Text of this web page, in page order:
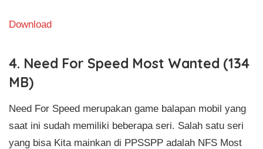
Download
4. Need For Speed Most Wanted (134
MB)
Need For Speed merupakan game balapan mobil yang
saat ini sudah memiliki beberapa seri. Salah satu seri
yang bisa Kita mainkan di PPSSPP adalah NFS Most